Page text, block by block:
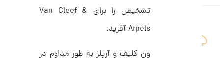
تشخیص را برای Van Cleef &
Arpels آفرید.
ون کلیف و آرپلز به طور مداوم در